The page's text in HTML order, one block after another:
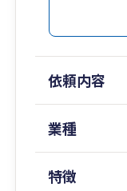
依頼内容
業種
特徴